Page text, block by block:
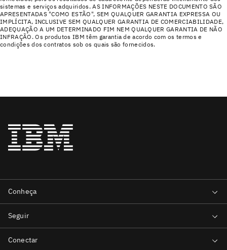
sistemas e serviços adquiridos. AS INFORMAÇÕES NESTE DOCUMENTO SÃO
APRESENTADAS "COMO ESTÃO", SEM QUALQUER GARANTIA EXPRESSA OU
IMPLÍCITA, INCLUSIVE SEM QUALQUER GARANTIA DE COMERCIABILIDADE,
ADEQUAÇÃO A UM DETERMINADO FIM NEM QUALQUER GARANTIA DE NÃO
INFRAÇÃO. Os produtos IBM têm garantia de acordo com os termos e
condições dos contratos sob os quais são fornecidos.